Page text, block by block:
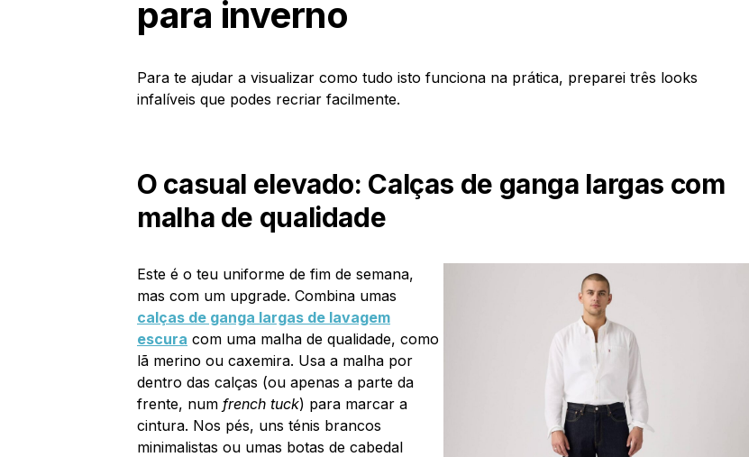
para inverno
Para te ajudar a visualizar como tudo isto funciona na prática, preparei três looks
infalíveis que podes recriar facilmente.
O casual elevado: Calças de ganga largas com
malha de qualidade
Este é o teu uniforme de fim de semana,
mas com um upgrade. Combina umas
calças de ganga largas de lavagem
escura com uma malha de qualidade, como
lã merino ou caxemira. Usa a malha por
dentro das calças (ou apenas a parte da
frente, num french tuck) para marcar a
cintura. Nos pés, uns ténis brancos
minimalistas ou umas botas de cabedal